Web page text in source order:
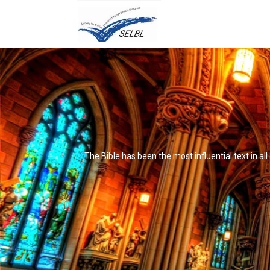
The Bible has been the most influential text in
It's not that it's impossible to